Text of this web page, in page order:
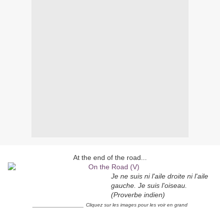
At the end of the road...
Je ne suis ni l'aile droite ni l'aile
gauche. Je suis l'oiseau.
(Proverbe indien)
Cliquez sur les images pour les voir en grand